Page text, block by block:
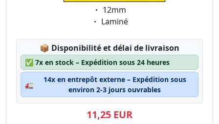
Eigenschaft:
12mm
Eigenschaft:
Laminé
📦 Lagerstatus:
Disponibilité et délai de livraison
✅ 7x en stock – Expédition sous 24 heures
🚛
14x en entrepôt externe – Expédition sous
environ 2-3 jours ouvrables
11,25 EUR